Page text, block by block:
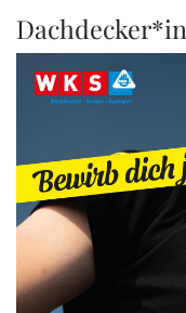
Dachdecker*in